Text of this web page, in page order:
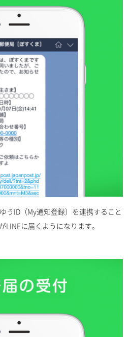
うID（My通知登録）を連携すること
LINEに届くようになります。